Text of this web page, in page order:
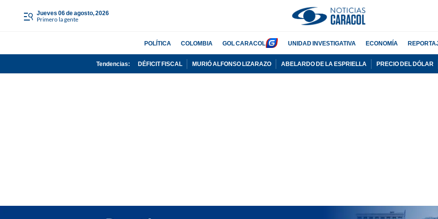
jueves 06 de agosto, 2026
Primero la gente
POLÍTICA COLOMBIA GOL CARACOL UNIDAD INVESTIGATIVA ECONOMÍA
Tendencias: DÉFICIT FISCAL MURIÓ ALFONSO LIZARAZO ABELARDO DE LA ESPRIELLA PRECIO DEL DÓLAR